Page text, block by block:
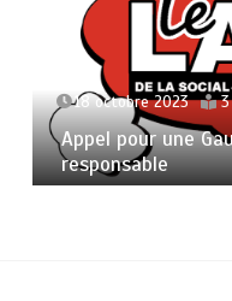
18 octobre 2023
Appel pour une
responsable